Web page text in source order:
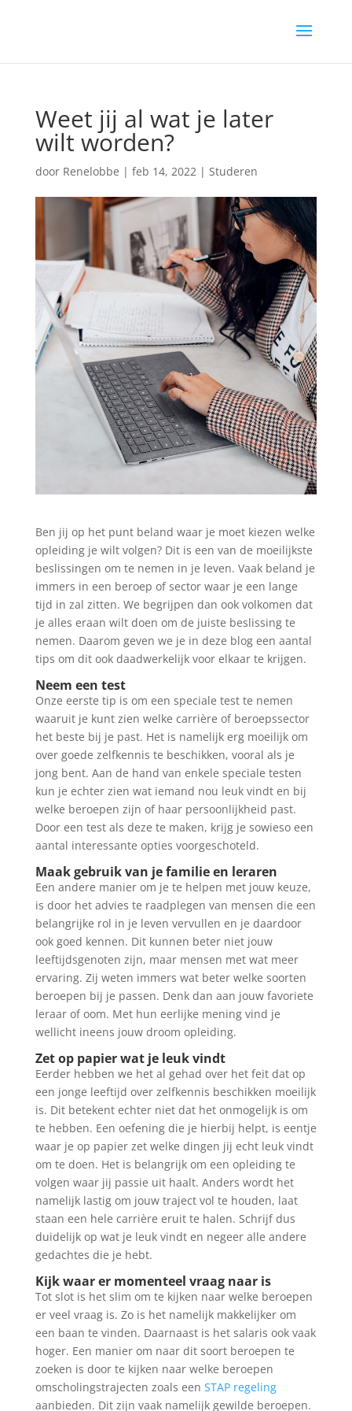
Weet jij al wat je later
wilt worden?
door Renelobbe | feb 14, 2022| Studeren
Ben jij op het punt beland waar je moet kiezen welke
opleiding je wilt volgen? Dit is een van de moeilijkste
beslissingen om te nemen in je leven. Vaak beland je
immers in een beroep of sector waar je een lange
tijd in zal zitten. We begrijpen dan ook volkomen dat
je alles eraan wilt doen om de juiste beslissing te
nemen. Daarom geven we je in deze blog een aantal
tips om dit ook daadwerkelijk voor elkaar te krijgen.
Neem een test
Onze eerste tip is om een speciale test te nemen
waaruit je kunt zien welke carrière of beroepssector
het beste bij je past. Het is namelijk erg moeilijk om
over goede zelfkennis te beschikken, vooral als je
jong bent. Aan de hand van enkele speciale testen
kun je echter zien wat iemand nou leuk vindt en bij
welke beroepen zijn of haar persoonlijkheid past.
Door een test als deze te maken, krijg je sowieso een
aantal interessante opties voorgeschoteld.
Maak gebruik van je familie en leraren
Een andere manier om je te helpen met jouw keuze,
is door het advies te raadplegen van mensen die een
belangrijke rol in je leven vervullen en je daardoor
ook goed kennen. Dit kunnen beter niet jouw
leeftijdsgenoten zijn, maar mensen met wat meer
ervaring. Zij weten immers wat beter welke soorten
beroepen bij je passen. Denk dan aan jouw favoriete
leraar of oom. Met hun eerlijke mening vind je
wellicht ineens jouw droom opleiding.
Zet op papier wat je leuk vindt
Eerder hebben we het al gehad over het feit dat op
een jonge leeftijd over zelfkennis beschikken moeilijk
is. Dit betekent echter niet dat het onmogelijk is om
te hebben. Een oefening die je hierbij helpt, is eentje
waar je op papier zet welke dingen jij echt leuk vindt
om te doen. Het is belangrijk om een opleiding te
volgen waar jij passie uit haalt. Anders wordt het
namelijk lastig om jouw traject vol te houden, laat
staan een hele carrière eruit te halen. Schrijf dus
duidelijk op wat je leuk vindt en negeer alle andere
gedachtes die je hebt.
Kijk waar er momenteel vraag naar is
Tot slot is het slim om te kijken naar welke beroepen
er veel vraag is. Zo is het namelijk makkelijker om
een baan te vinden. Daarnaast is het salaris ook vaak
hoger. Een manier om naar dit soort beroepen te
zoeken is door te kijken naar welke beroepen
omscholingstrajecten zoals een STAP regeling
aanbieden. Dit zijn vaak namelijk gewilde beroepen.